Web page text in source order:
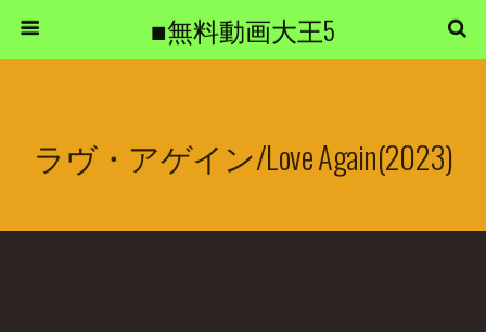
■無料動画大王5
ラヴ・アゲイン/Love Again(2023)